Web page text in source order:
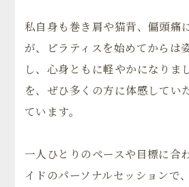
私自身も巻き肩や猫背、偏頭痛
が、ピラティスを始めてからは
し、心身ともに軽やかになりま
を、ぜひ多くの方に体感してい
ています。
一人ひとりのペースや目標に合
イドのパーソナルセッションで